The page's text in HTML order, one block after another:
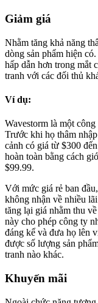
Giảm giá
Nhằm tăng khả năng
dòng sản phẩm hiện
hấp dẫn hơn trong mắt
tranh với các đối thủ
Ví dụ:
Wavestorm là một
Trước khi họ thâm
cảnh có giá từ $300
hoàn toàn bằng cách
$99.99.
Với mức giá rẻ ban
không nhận về nhiều
tăng lại giá nhằm thu
này cho phép công ty
đáng kể và đưa họ lên
được số lượng sản
tranh nào khác.
Khuyến mãi